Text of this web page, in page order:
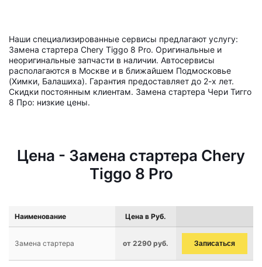
Наши специализированные сервисы предлагают услугу:
Замена стартера Chery Tiggo 8 Pro. Оригинальные и
неоригинальные запчасти в наличии. Автосервисы
располагаются в Москве и в ближайшем Подмосковье
(Химки, Балашиха). Гарантия предоставляет до 2-х лет.
Скидки постоянным клиентам. Замена стартера Чери Тигго
8 Про: низкие цены.
Цена - Замена стартера Chery
Tiggo 8 Pro
Наименование Цена в Руб.
Замена стартера от 2290 руб. Записаться